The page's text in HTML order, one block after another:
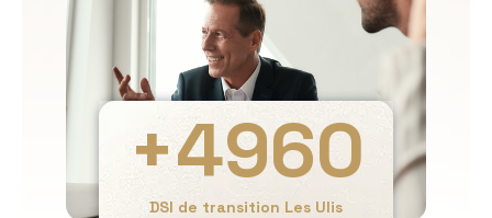
DSI de transition Les Ulis
+4960